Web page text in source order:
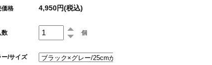
価格 4,950円(税込)
数 個
ー/サイズ